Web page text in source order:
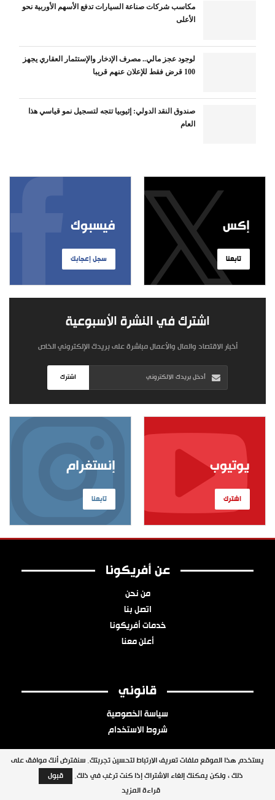
مكاسب شركات صناعة السيارات تدفع الأسهم الأوربية نحو
الأعلى
لوجود عجز مالي.. مصرف الإدخار والإستثمار العقاري يجهز
100 قرض فقط للإعلان عنهم قريبا
صندوق النقد الدولي: إثيوبيا تتجه لتسجيل نمو قياسي هذا
العام
فيسبوك
سجل إعجابك
إكس
تابعنا
اشترك في النشرة الأسبوعية
أخبار الاقتصاد والمال والأعمال مباشرة على بريدك الإلكتروني الخاص
اشترك
إنستغرام
تابعنا
يوتيوب
اشترك
عن أفريكونا
من نحن
اتصل بنا
خدمات أفريكونا
أعلن معنا
قانوني
سياسة الخصوصية
شروط الاستخدام
جميع الحقوق محفوظة © 2026 شبكة أفريكونا
يستخدم هذا الموقع ملفات تعريف الارتباط لتحسين تجربتك. سنفترض أنك موافق على
ذلك ، ولكن يمكنك إلغاء الاشتراك إذا كنت ترغب في ذلك.
قبول
قراءة المزيد